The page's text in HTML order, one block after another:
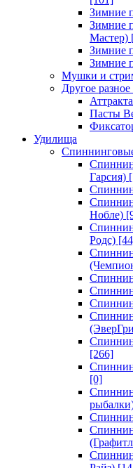
Зимние
Зимние
Мастер)
Зимние
Зимние
Мушки и
Другое разное
Пасты
Удилища
Гарсия)
Нобле)
Родс)
[266]
[0]